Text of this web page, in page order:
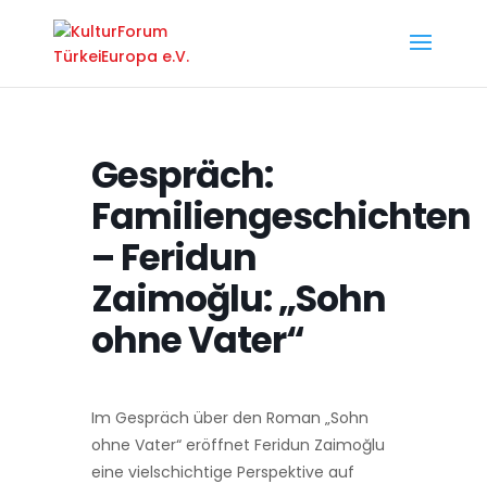
Gespräch:
Familiengeschichten
– Feridun
Zaimoğlu: „Sohn
ohne Vater“
Im Gespräch über den Roman „Sohn
ohne Vater“ eröffnet Feridun Zaimoğlu
eine vielschichtige Perspektive auf